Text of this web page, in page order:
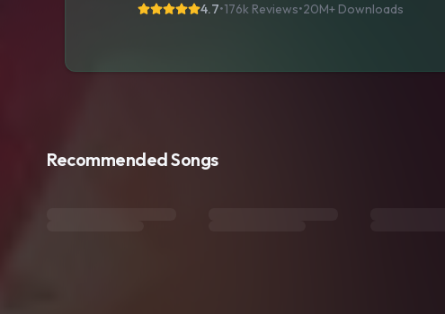
4.7•176k Reviews•20M+ Downloads
Recommended Songs